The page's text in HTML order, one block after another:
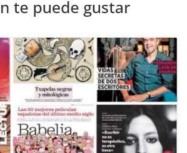
te puede gustar